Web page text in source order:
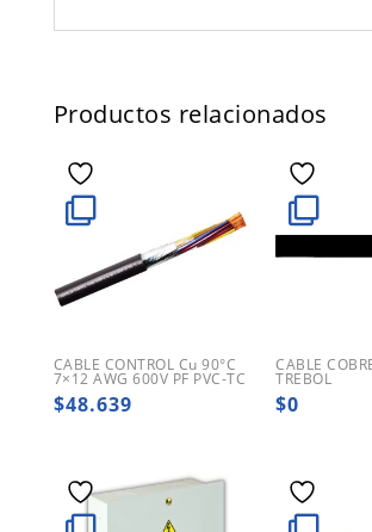
Productos relacionados
CABLE CONTROL Cu 90°C
7×12 AWG 600V PF PVC-TC
$48.639
CABLE
TREBOL
$0